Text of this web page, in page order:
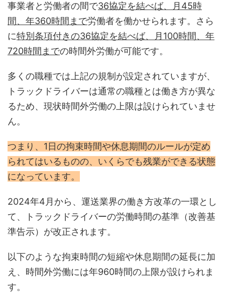
事業者と労働者の間で36協定を結べば、月45時
間、年360時間まで労働者を働かせられます。さら
に特別条項付きの36協定を結べば、月100時間、年
720時間までの時間外労働が可能です。
多くの職種では上記の規制が設定されていますが、
トラックドライバーは通常の職種とは働き方が異な
るため、現状時間外労働の上限は設けられていませ
ん。
つまり、1日の拘束時間や休息期間のルールが定め
られてはいるものの、いくらでも残業ができる状態
になっています。
2024年4月から、運送業界の働き方改革の一環とし
て、トラックドライバーの労働時間の基準（改善基
準告示）が改正されます。
以下のような拘束時間の短縮や休息期間の延長に加
え、時間外労働には年960時間の上限が設けられま
す。